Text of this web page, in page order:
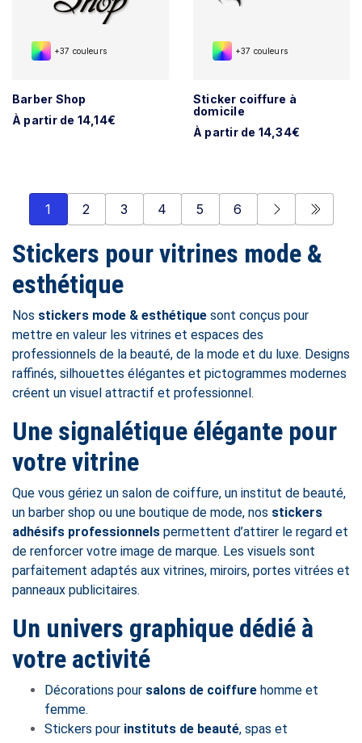
+37 couleurs
Barber Shop
À partir de 14,14€
+37 couleurs
Sticker coiffure à
domicile
À partir de 14,34€
1 2 3 4 5 6
Stickers pour vitrines mode &
esthétique
Nos stickers mode & esthétique sont conçus pour
mettre en valeur les vitrines et espaces des
professionnels de la beauté, de la mode et du luxe. Designs
raffinés, silhouettes élégantes et pictogrammes modernes
créent un visuel attractif et professionnel.
Une signalétique élégante pour
votre vitrine
Que vous gériez un salon de coiffure, un institut de beauté,
un barber shop ou une boutique de mode, nos stickers
adhésifs professionnels permettent d’attirer le regard et
de renforcer votre image de marque. Les visuels sont
parfaitement adaptés aux vitrines, miroirs, portes vitrées et
panneaux publicitaires.
Un univers graphique dédié à
votre activité
Décorations pour salons de coiffure homme et
femme.
Stickers pour instituts de beauté, spas et